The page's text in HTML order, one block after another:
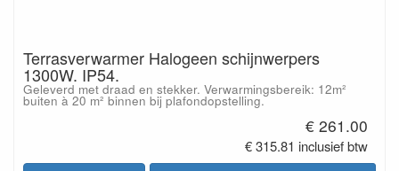
Terrasverwarmer Halogeen schijnwerpers
1300W. IP54.
Geleverd met draad en stekker. Verwarmingsbereik: 12m²
buiten à 20 m² binnen bij plafondopstelling.
€ 261.00
€ 315.81 inclusief btw